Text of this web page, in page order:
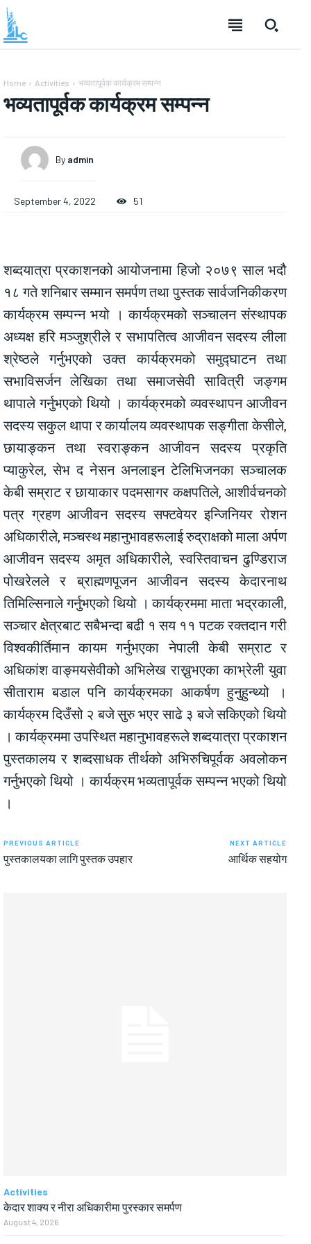
Home Activities भव्यतापूर्वक कार्यक्रम सम्पन्न
भव्यतापूर्वक कार्यक्रम सम्पन्न
By admin
September 4, 2022 51
शब्दयात्रा प्रकाशनको आयोजनामा हिजो २०७९ साल भदौ
१८ गते शनिबार सम्मान समर्पण तथा पुस्तक सार्वजनिकीकरण
कार्यक्रम सम्पन्न भयो । कार्यक्रमको सञ्चालन संस्थापक
अध्यक्ष हरि मञ्जुश्रीले र सभापतित्व आजीवन सदस्य लीला
श्रेष्ठले गर्नुभएको उक्त कार्यक्रमको समुद्घाटन तथा
सभाविसर्जन लेखिका तथा समाजसेवी सावित्री जङ्गम
थापाले गर्नुभएको थियो । कार्यक्रमको व्यवस्थापन आजीवन
सदस्य सकुल थापा र कार्यालय व्यवस्थापक सङ्गीता केसीले,
छायाङ्कन तथा स्वराङ्कन आजीवन सदस्य प्रकृति
प्याकुरेल, सेभ द नेसन अनलाइन टेलिभिजनका सञ्चालक
केबी सम्राट र छायाकार पदमसागर कक्षपतिले, आशीर्वचनको
पत्र ग्रहण आजीवन सदस्य सफ्टवेयर इन्जिनियर रोशन
अधिकारीले, मञ्चस्थ महानुभावहरूलाई रुद्राक्षको माला अर्पण
आजीवन सदस्य अमृत अधिकारीले, स्वस्तिवाचन ढुण्डिराज
पोखरेलले र ब्राह्मणपूजन आजीवन सदस्य केदारनाथ
तिमिल्सिनाले गर्नुभएको थियो । कार्यक्रममा माता भद्रकाली,
सञ्चार क्षेत्रबाट सबैभन्दा बढी १ सय ११ पटक रक्तदान गरी
विश्वकीर्तिमान कायम गर्नुभएका नेपाली केबी सम्राट र
अधिकांश वाङ्मयसेवीको अभिलेख राख्नुभएका काभ्रेली युवा
सीताराम बडाल पनि कार्यक्रमका आकर्षण हुनुहुन्थ्यो ।
कार्यक्रम दिउँसो २ बजे सुरु भएर साढे ३ बजे सकिएको थियो
। कार्यक्रममा उपस्थित महानुभावहरूले शब्दयात्रा प्रकाशन
पुस्तकालय र शब्दसाधक तीर्थको अभिरुचिपूर्वक अवलोकन
गर्नुभएको थियो । कार्यक्रम भव्यतापूर्वक सम्पन्न भएको थियो
।
PREVIOUS ARTICLE
पुस्तकालयका लागि पुस्तक उपहार
NEXT ARTICLE
आर्थिक सहयोग
Activities
केदार शाक्य र नीरा अधिकारीमा पुरस्कार समर्पण
August 4, 2026